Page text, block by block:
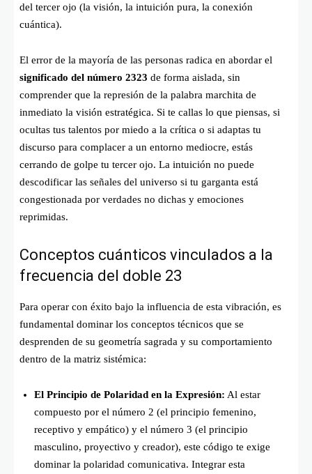
del tercer ojo (la visión, la intuición pura, la conexión
cuántica).
El error de la mayoría de las personas radica en abordar el
significado del número 2323 de forma aislada, sin
comprender que la represión de la palabra marchita de
inmediato la visión estratégica. Si te callas lo que piensas, si
ocultas tus talentos por miedo a la crítica o si adaptas tu
discurso para complacer a un entorno mediocre, estás
cerrando de golpe tu tercer ojo. La intuición no puede
descodificar las señales del universo si tu garganta está
congestionada por verdades no dichas y emociones
reprimidas.
Conceptos cuánticos vinculados a la
frecuencia del doble 23
Para operar con éxito bajo la influencia de esta vibración, es
fundamental dominar los conceptos técnicos que se
desprenden de su geometría sagrada y su comportamiento
dentro de la matriz sistémica:
El Principio de Polaridad en la Expresión: Al estar
compuesto por el número 2 (el principio femenino,
receptivo y empático) y el número 3 (el principio
masculino, proyectivo y creador), este código te exige
dominar la polaridad comunicativa. Integrar esta